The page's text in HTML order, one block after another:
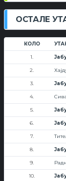
ОСТАЛЕ
КОЛО
1.
2.
3.
4.
5.
6.
7.
8.
9.
10.